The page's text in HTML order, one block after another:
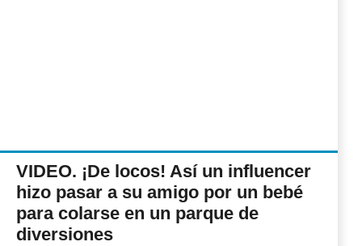
VIDEO. ¡De locos! Así un influencer
hizo pasar a su amigo por un bebé
para colarse en un parque de
diversiones